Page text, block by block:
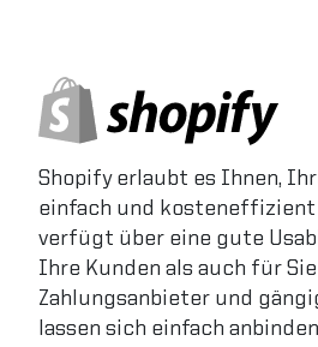
Shopify erlaubt es Ihnen,
einfach und kosteneffizient
verfügt über eine gute
Ihre Kunden als auch für
Zahlungsanbieter und
lassen sich einfach